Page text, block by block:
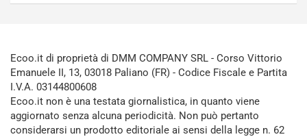
Ecoo.it di proprietà di DMM COMPANY SRL - Corso Vittorio
Emanuele II, 13, 03018 Paliano (FR) - Codice Fiscale e Partita
I.V.A. 03144800608
Ecoo.it non è una testata giornalistica, in quanto viene
aggiornato senza alcuna periodicità. Non può pertanto
considerarsi un prodotto editoriale ai sensi della legge n. 62